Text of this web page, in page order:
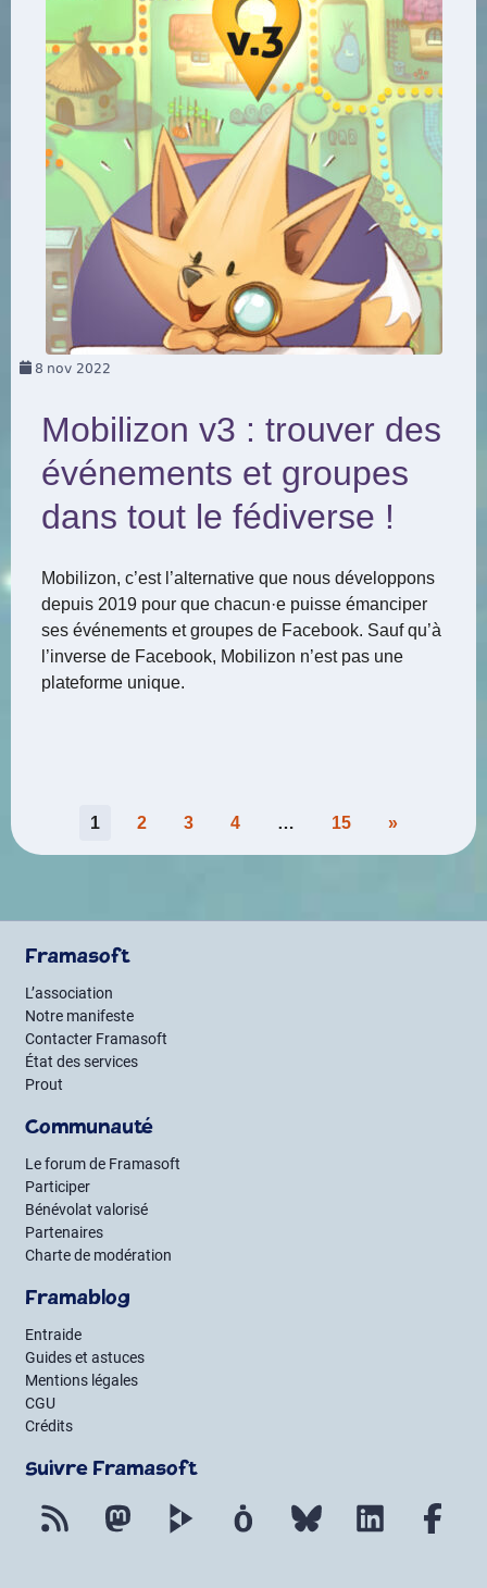
8 nov 2022
Mobilizon v3 : trouver des
événements et groupes
dans tout le fédiverse !
Mobilizon, c’est l’alternative que nous développons
depuis 2019 pour que chacun·e puisse émanciper
ses événements et groupes de Facebook. Sauf qu’à
l’inverse de Facebook, Mobilizon n’est pas une
plateforme unique.
Pagination
des
1 2 3 4 … 15 »
Framasoft
L’association
Notre manifeste
Contacter Framasoft
État des services
Prout
Communauté
Le forum de Framasoft
Participer
Bénévolat valorisé
Partenaires
Charte de modération
Framablog
Entraide
Guides et astuces
Mentions légales
CGU
Crédits
Suivre Framasoft
Flux RSS Mastodon PeerTube Mobilizon Bluesky LinkedIn